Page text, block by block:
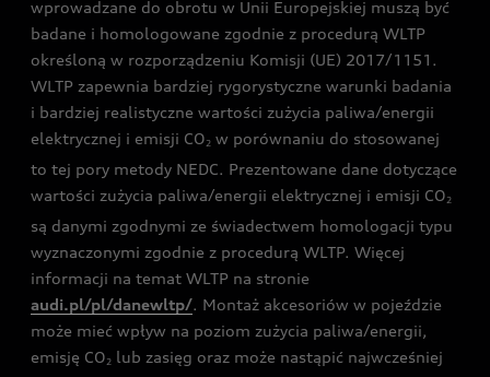
wprowadzane do obrotu w Unii Europejskiej muszą być
badane i homologowane zgodnie z procedurą WLTP
określoną w rozporządzeniu Komisji (UE) 2017/1151.
WLTP zapewnia bardziej rygorystyczne warunki badania
i bardziej realistyczne wartości zużycia paliwa/energii
elektrycznej i emisji CO2 w porównaniu do stosowanej
to tej pory metody NEDC. Prezentowane dane dotyczące
wartości zużycia paliwa/energii elektrycznej i emisji CO2
są danymi zgodnymi ze świadectwem homologacji typu
wyznaczonymi zgodnie z procedurą WLTP. Więcej
informacji na temat WLTP na stronie
audi.pl/pl/danewltp/. Montaż akcesoriów w pojeździe
może mieć wpływ na poziom zużycia paliwa/energii,
emisję CO2 lub zasięg oraz może nastąpić najwcześniej